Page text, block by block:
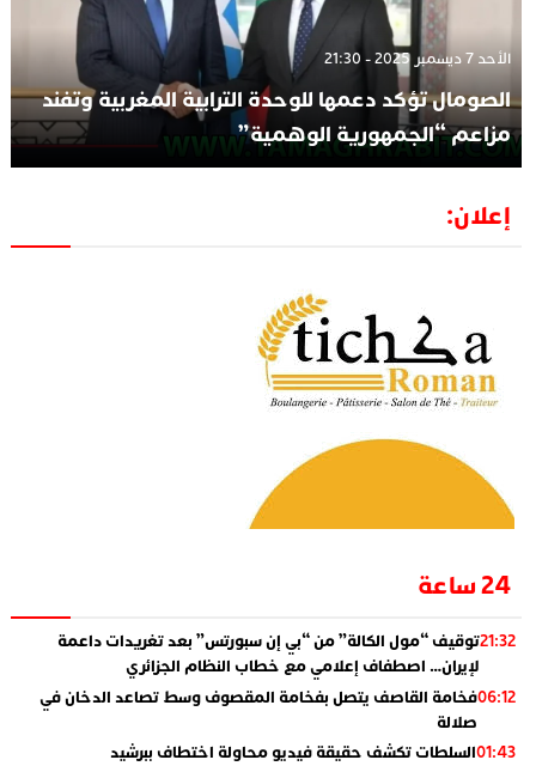
الأحد 7 ديسمبر 2025 - 21:30
الصومال تؤكد دعمها للوحدة الترابية المغربية وتفند
مزاعم “الجمهورية الوهمية”
إعلان:
24 ساعة
21:32توقيف “مول الكالة” من “بي إن سبورتس” بعد تغريدات داعمة
لإيران… اصطفاف إعلامي مع خطاب النظام الجزائري
06:12فخامة القاصف يتصل بفخامة المقصوف وسط تصاعد الدخان في
صلالة
01:43السلطات تكشف حقيقة فيديو محاولة اختطاف ببرشيد